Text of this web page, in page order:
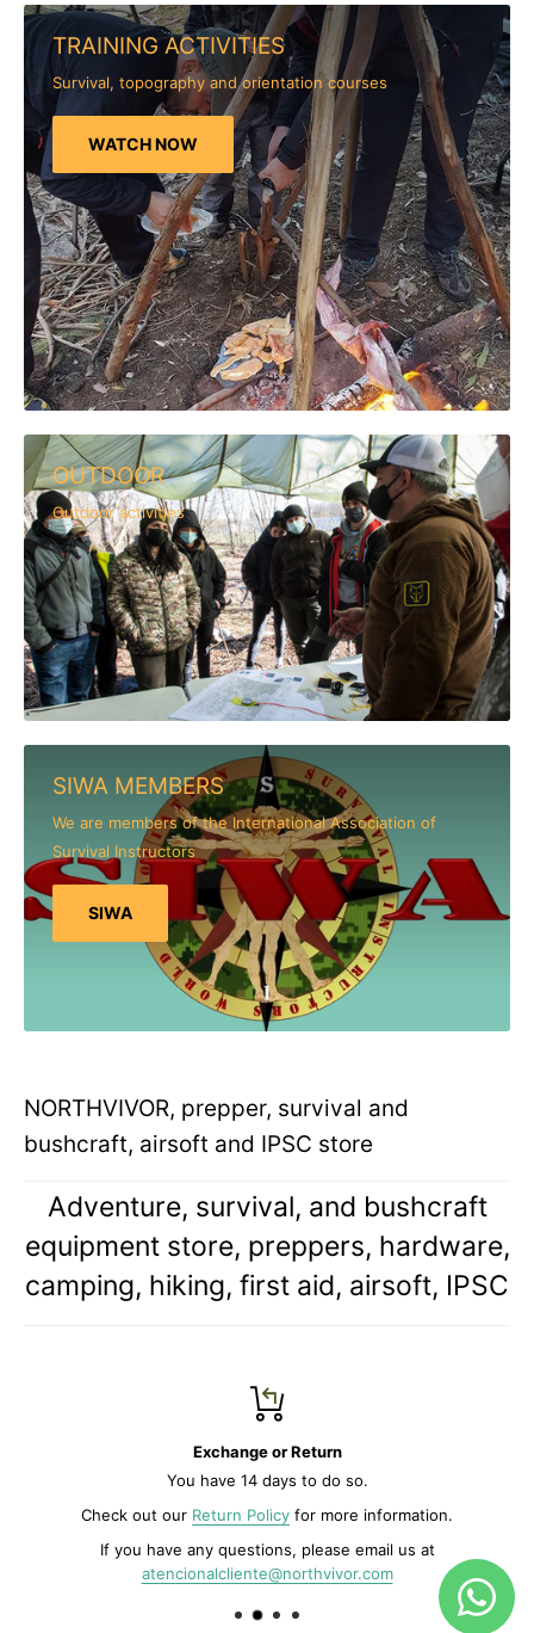
TRAINING ACTIVITIES
Survival, topography and orientation courses
WATCH NOW
OUTDOOR
Outdoor activities
SIWA MEMBERS
We are members of the International Association of
Survival Instructors
SIWA
NORTHVIVOR, prepper, survival and
bushcraft, airsoft and IPSC store
Adventure, survival, and bushcraft
equipment store, preppers, hardware,
camping, hiking, first aid, airsoft, IPSC
Exchange or Return
You have 14 days to do so.
Check out our Return Policy for more information.
If you have any questions, please email us at
atencionalcliente@northvivor.com